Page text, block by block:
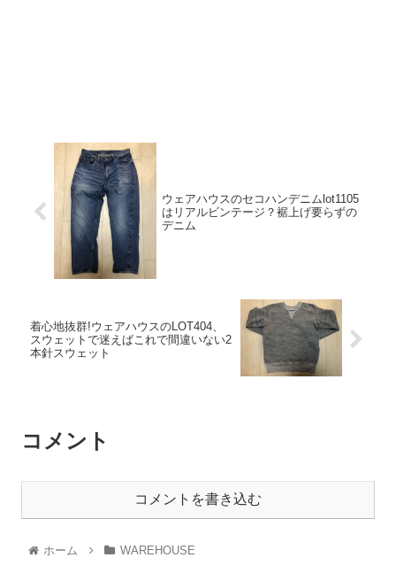
ウェアハウスのセコハンデニムlot1105
はリアルビンテージ？裾上げ要らずの
デニム
着心地抜群!ウェアハウスのLOT404、
スウェットで迷えばこれで間違いない2
本針スウェット
コメント
コメントを書き込む
ホーム WAREHOUSE